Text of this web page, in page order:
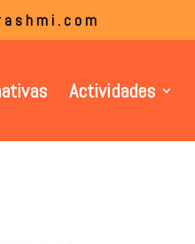
Actividades